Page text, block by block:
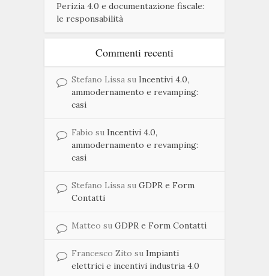
Perizia 4.0 e documentazione fiscale:
le responsabilità
Commenti recenti
Stefano Lissa su Incentivi 4.0,
ammodernamento e revamping:
casi
Fabio su Incentivi 4.0,
ammodernamento e revamping:
casi
Stefano Lissa su GDPR e Form
Contatti
Matteo su GDPR e Form Contatti
Francesco Zito su Impianti
elettrici e incentivi industria 4.0